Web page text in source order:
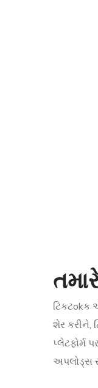
ટિકટokક
શેર કરીને,
પ્લેટફોર્મ
અપલોડ્સ